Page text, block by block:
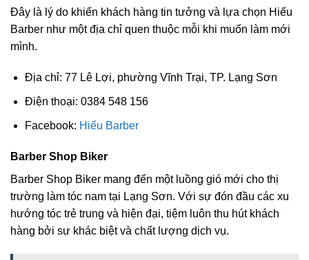
Đây là lý do khiến khách hàng tin tưởng và lựa chọn Hiếu
Barber như một địa chỉ quen thuộc mỗi khi muốn làm mới
mình.
Địa chỉ: 77 Lê Lợi, phường Vĩnh Trại, TP. Lạng Sơn
Điện thoại: 0384 548 156
Facebook: Hiếu Barber
Barber Shop Biker
Barber Shop Biker mang đến một luồng gió mới cho thị
trường làm tóc nam tại Lạng Sơn. Với sự đón đầu các xu
hướng tóc trẻ trung và hiện đại, tiệm luôn thu hút khách
hàng bởi sự khác biệt và chất lượng dịch vụ.